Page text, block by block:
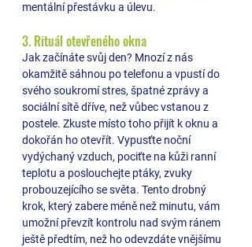
mentální přestávku a úlevu.
3. Rituál otevřeného okna
Jak začínáte svůj den? Mnozí z nás
okamžitě sáhnou po telefonu a vpustí do
svého soukromí stres, špatné zprávy a
sociální sítě dříve, než vůbec vstanou z
postele. Zkuste místo toho přijít k oknu a
dokořán ho otevřít. Vypusťte noční
vydýchaný vzduch, pociťte na kůži ranní
teplotu a poslouchejte ptáky, zvuky
probouzejícího se světa. Tento drobný
krok, který zabere méně než minutu, vám
umožní převzít kontrolu nad svým ránem
ještě předtím, než ho odevzdáte vnějšímu